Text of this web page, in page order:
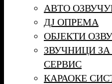
АВТО
ДЈ ОПРЕМА
ОБЈЕКТИ
ЗВУЧНИЦИ
СЕРВИС
КАРАОКЕ